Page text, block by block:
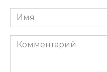
Имя
Комментарий